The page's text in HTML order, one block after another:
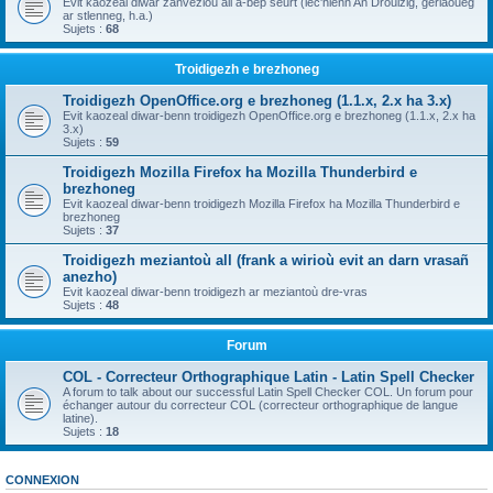
ar stlenneg, h.a.)
Sujets : 68
Troidigezh e brezhoneg
Troidigezh OpenOffice.org e brezhoneg (1.1.x, 2.x ha 3.x)
Evit kaozeal diwar-benn troidigezh OpenOffice.org e brezhoneg (1.1.x, 2.x ha
3.x)
Sujets : 59
Troidigezh Mozilla Firefox ha Mozilla Thunderbird e
brezhoneg
Evit kaozeal diwar-benn troidigezh Mozilla Firefox ha Mozilla Thunderbird e
brezhoneg
Sujets : 37
Troidigezh meziantoù all (frank a wirioù evit an darn vrasañ
anezho)
Evit kaozeal diwar-benn troidigezh ar meziantoù dre-vras
Sujets : 48
Forum
COL - Correcteur Orthographique Latin - Latin Spell Checker
A forum to talk about our successful Latin Spell Checker COL. Un forum pour
échanger autour du correcteur COL (correcteur orthographique de langue
latine).
Sujets : 18
CONNEXION